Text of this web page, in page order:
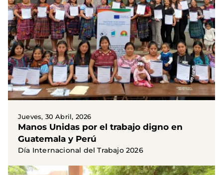
Jueves, 30 Abril, 2026
Manos Unidas por el trabajo digno en
Guatemala y Perú
Día Internacional del Trabajo 2026